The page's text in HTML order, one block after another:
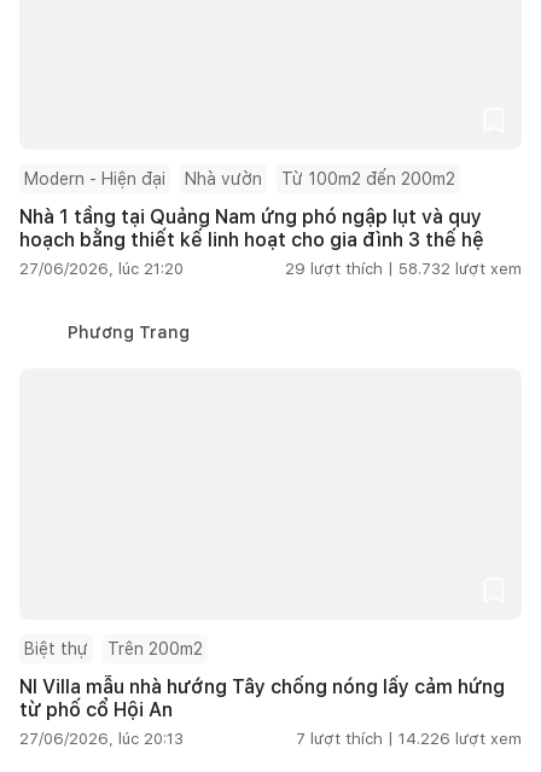
Modern - Hiện đại Nhà vườn Từ 100m2 đến 200m2
Nhà 1 tầng tại Quảng Nam ứng phó ngập lụt và quy
hoạch bằng thiết kế linh hoạt cho gia đình 3 thế hệ
27/06/2026, lúc 21:20 29 lượt thích | 58.732 lượt xem
Phương Trang
Biệt thự Trên 200m2
NI Villa mẫu nhà hướng Tây chống nóng lấy cảm hứng
từ phố cổ Hội An
27/06/2026, lúc 20:13 7 lượt thích | 14.226 lượt xem